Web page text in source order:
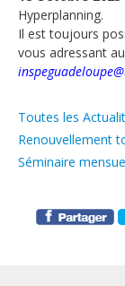
Hyperplanning.
Il est toujours
vous adressant
Catégories
Toutes les
Renouvellement
Séminaire